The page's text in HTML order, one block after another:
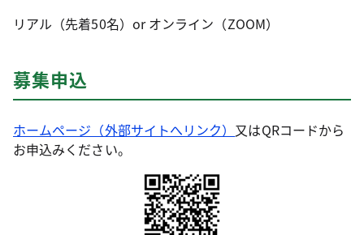
リアル（先着50名）or オンライン（ZOOM）
募集申込
ホームページ（外部サイトへリンク） 又はQRコードから
お申込みください。